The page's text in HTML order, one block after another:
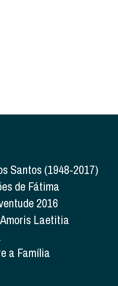
Santos (1948-2017)
de Fátima
2016
Laetitia
a Família